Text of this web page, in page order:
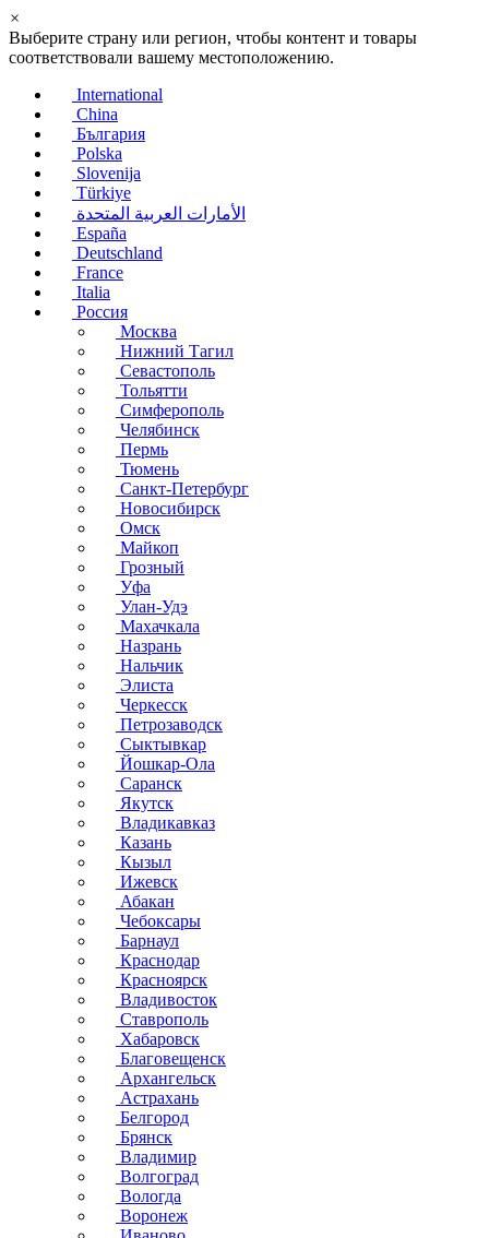
×
Выберите страну или регион, чтобы контент и товары
соответствовали вашему местоположению.
International
China
България
Polska
Slovenija
Türkiye
الأمارات العربية المتحدة
España
Deutschland
France
Italia
Россия
Москва
Нижний Тагил
Севастополь
Тольятти
Симферополь
Челябинск
Пермь
Тюмень
Санкт-Петербург
Новосибирск
Омск
Майкоп
Грозный
Уфа
Улан-Удэ
Махачкала
Назрань
Нальчик
Элиста
Черкесск
Петрозаводск
Сыктывкар
Йошкар-Ола
Саранск
Якутск
Владикавказ
Казань
Кызыл
Ижевск
Абакан
Чебоксары
Барнаул
Краснодар
Красноярск
Владивосток
Ставрополь
Хабаровск
Благовещенск
Архангельск
Астрахань
Белгород
Брянск
Владимир
Волгоград
Вологда
Воронеж